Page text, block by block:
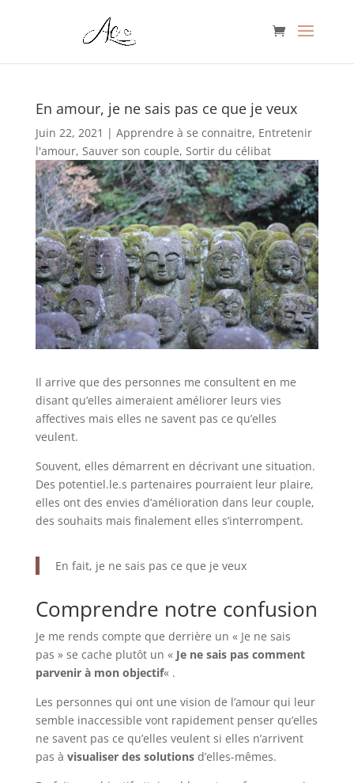
En amour, je ne sais pas ce que je veux
Juin 22, 2021 | Apprendre à se connaitre, Entretenir
l'amour, Sauver son couple, Sortir du célibat
Il arrive que des personnes me consultent en me
disant qu’elles aimeraient améliorer leurs vies
affectives mais elles ne savent pas ce qu’elles
veulent.
Souvent, elles démarrent en décrivant une situation.
Des potentiel.le.s partenaires pourraient leur plaire,
elles ont des envies d’amélioration dans leur couple,
des souhaits mais finalement elles s’interrompent.
En fait, je ne sais pas ce que je veux
Comprendre notre confusion
Je me rends compte que derrière un « Je ne sais
pas » se cache plutôt un « Je ne sais pas comment
parvenir à mon objectif« .
Les personnes qui ont une vision de l’amour qui leur
semble inaccessible vont rapidement penser qu’elles
ne savent pas ce qu’elles veulent si elles n’arrivent
pas à visualiser des solutionsd’elles-mêmes.